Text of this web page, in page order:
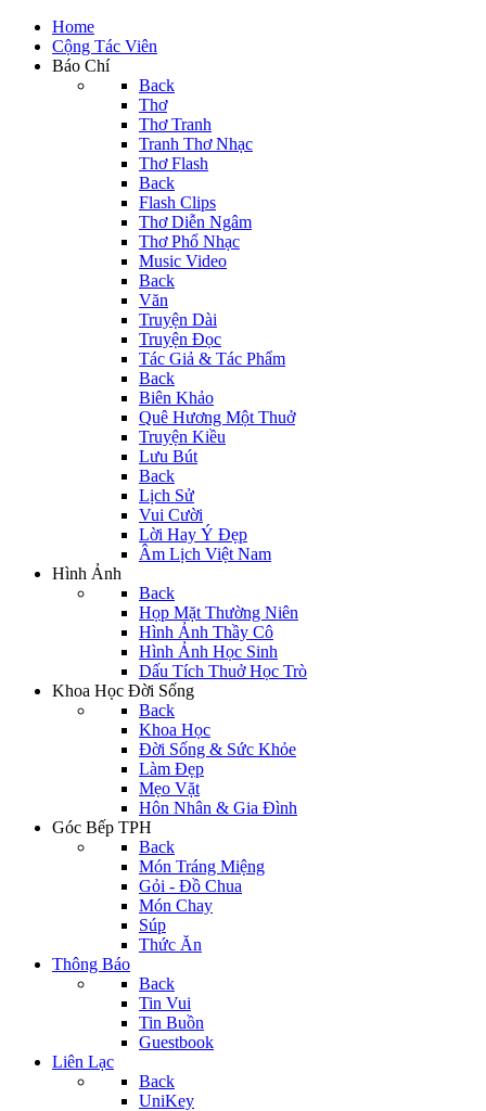
Home
Cộng Tác Viên
Báo Chí
Back
Thơ
Thơ Tranh
Tranh Thơ Nhạc
Thơ Flash
Back
Flash Clips
Thơ Diễn Ngâm
Thơ Phổ Nhạc
Music Video
Back
Văn
Truyện Dài
Truyện Đọc
Tác Giả & Tác Phẩm
Back
Biên Khảo
Quê Hương Một Thuở
Truyện Kiều
Lưu Bút
Back
Lịch Sử
Vui Cười
Lời Hay Ý Đẹp
Âm Lịch Việt Nam
Hình Ảnh
Back
Họp Mặt Thường Niên
Hình Ảnh Thầy Cô
Hình Ảnh Học Sinh
Dấu Tích Thuở Học Trò
Khoa Học Đời Sống
Back
Khoa Học
Đời Sống & Sức Khỏe
Làm Đẹp
Mẹo Vặt
Hôn Nhân & Gia Đình
Góc Bếp TPH
Back
Món Tráng Miệng
Gỏi - Đồ Chua
Món Chay
Súp
Thức Ăn
Thông Báo
Back
Tin Vui
Tin Buồn
Guestbook
Liên Lạc
Back
UniKey